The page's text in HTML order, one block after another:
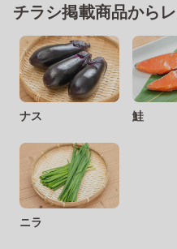
チラシ掲載商品から
ナス 鮭
ニラ